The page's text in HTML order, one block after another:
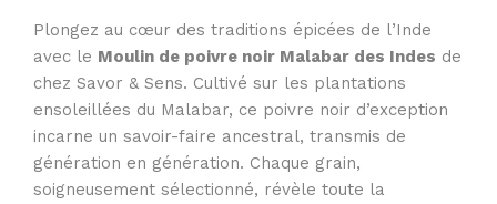
Plongez au cœur des traditions épicées de l’Inde
avec le Moulin de poivre noir Malabar des Indes de
chez Savor & Sens. Cultivé sur les plantations
ensoleillées du Malabar, ce poivre noir d’exception
incarne un savoir-faire ancestral, transmis de
génération en génération. Chaque grain,
soigneusement sélectionné, révèle toute la